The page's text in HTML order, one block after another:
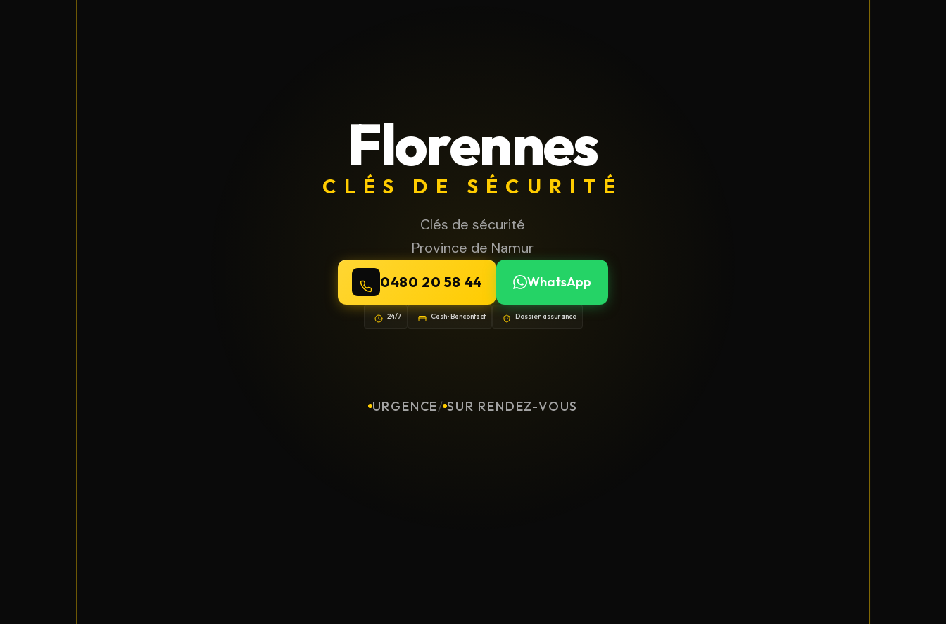
Florennes
CLÉS DE SÉCURITÉ
Clés de sécurité
Province de Namur
0480 20 58 44 WhatsApp
24/7 Cash · Bancontact Dossier assurance
URGENCE/ SUR RENDEZ-VOUS